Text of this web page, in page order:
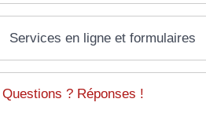
Services en ligne et formulaires
Questions ? Réponses !